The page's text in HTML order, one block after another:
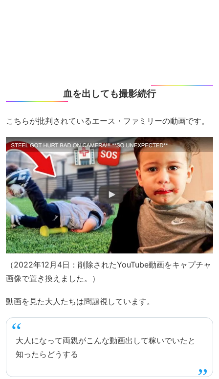
血を出しても撮影続行
こちらが批判されているエース・ファミリーの動画です。
（2022年12月4日：削除されたYouTube動画をキャプチャ
画像で置き換えました。）
動画を見た大人たちは問題視しています。
大人になって両親がこんな動画出して稼いでいたと
知ったらどうする